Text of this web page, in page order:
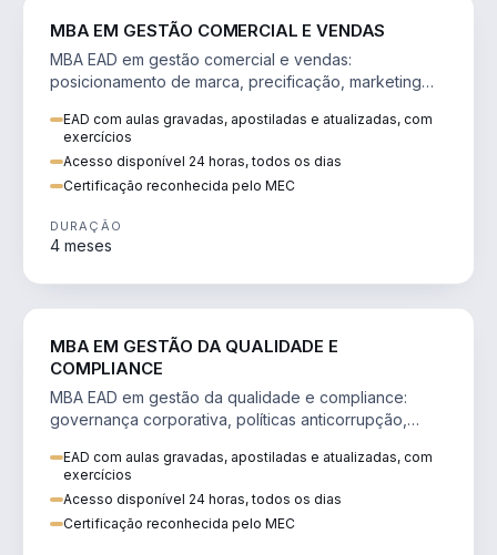
MBA EM GESTÃO COMERCIAL E VENDAS
MBA EAD em gestão comercial e vendas:
posicionamento de marca, precificação, marketing
EAD com aulas gravadas, apostiladas e atualizadas, com
exercícios
Acesso disponível 24 horas, todos os dias
Certificação reconhecida pelo MEC
DURAÇÃO
4 meses
MBA EM GESTÃO DA QUALIDADE E
COMPLIANCE
MBA EAD em gestão da qualidade e compliance:
governança corporativa, políticas anticorrupção,
EAD com aulas gravadas, apostiladas e atualizadas, com
exercícios
Acesso disponível 24 horas, todos os dias
Certificação reconhecida pelo MEC